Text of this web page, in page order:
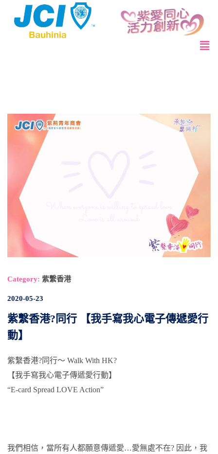
Category: 紫繫香港
2020-05-23
紫繫香港?同行 【我手寫我心電子傳遞愛行
動】
紫繫香港?同行～ Walk With HK?
【我手寫我心電子傳遞愛行動】
“E-card Spread LOVE Action”
我們相信，當所有人都願意傳遞愛…愛無處不在? 因此，我